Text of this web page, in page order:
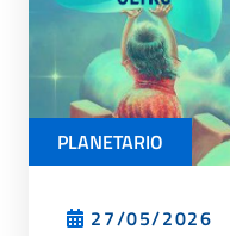
PLANETARIO
27/05/2026